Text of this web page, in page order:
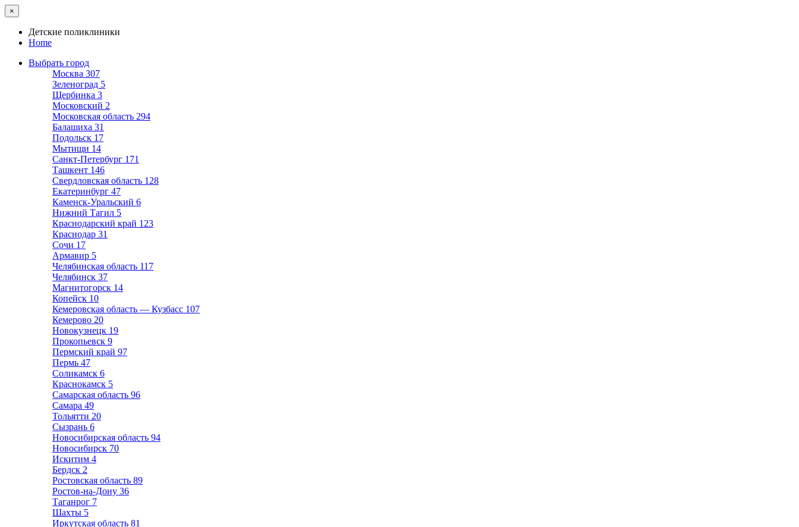
×
Детские поликлиники
Home
Выбрать город
Москва 307
Зеленоград 5
Щербинка 3
Московский 2
Московская область 294
Балашиха 31
Подольск 17
Мытищи 14
Санкт-Петербург 171
Ташкент 146
Свердловская область 128
Екатеринбург 47
Каменск-Уральский 6
Нижний Тагил 5
Краснодарский край 123
Краснодар 31
Сочи 17
Армавир 5
Челябинская область 117
Челябинск 37
Магнитогорск 14
Копейск 10
Кемеровская область — Кузбасс 107
Кемерово 20
Новокузнецк 19
Прокопьевск 9
Пермский край 97
Пермь 47
Соликамск 6
Краснокамск 5
Самарская область 96
Самара 49
Тольятти 20
Сызрань 6
Новосибирская область 94
Новосибирск 70
Искитим 4
Бердск 2
Ростовская область 89
Ростов-на-Дону 36
Таганрог 7
Шахты 5
Иркутская область 81